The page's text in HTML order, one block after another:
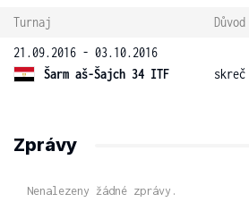
Turnaj
Důvod
21.09.2016 - 03.10.2016
Šarm aš-Šajch 34 ITF
skreč
Zprávy
Nenalezeny žádné zprávy.